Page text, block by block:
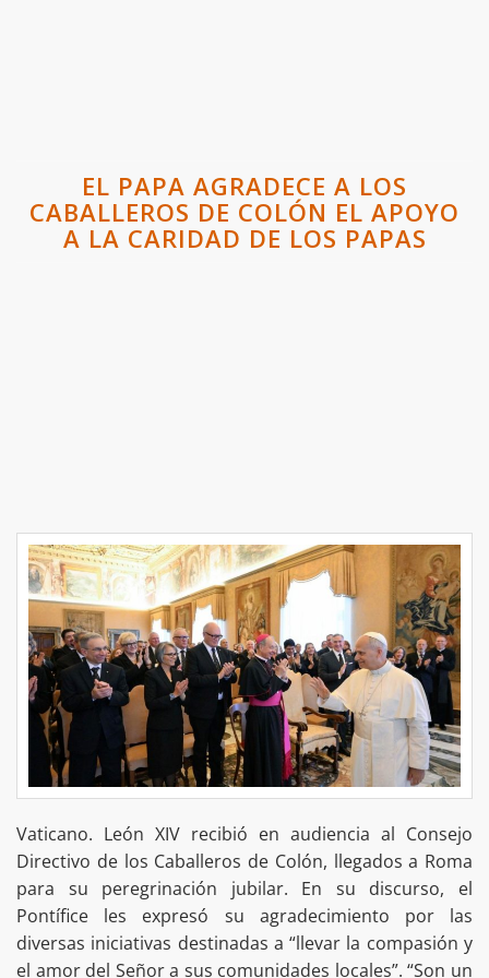
EL PAPA AGRADECE A LOS
CABALLEROS DE COLÓN EL APOYO
A LA CARIDAD DE LOS PAPAS
Vaticano. León XIV recibió en audiencia al Consejo
Directivo de los Caballeros de Colón, llegados a Roma
para su peregrinación jubilar. En su discurso, el
Pontífice les expresó su agradecimiento por las
diversas iniciativas destinadas a “llevar la compasión y
el amor del Señor a sus comunidades locales”. “Son un